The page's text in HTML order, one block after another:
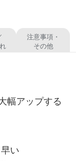
注意事項・
その他
幅アップする
い